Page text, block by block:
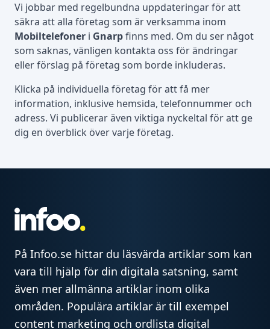
Vi jobbar med regelbundna uppdateringar för att
säkra att alla företag som är verksamma inom
Mobiltelefoner i Gnarpfinns med. Om du ser något
som saknas, vänligen kontakta oss för ändringar
eller förslag på företag som borde inkluderas.
Klicka på individuella företag för att få mer
information, inklusive hemsida, telefonnummer och
adress. Vi publicerar även viktiga nyckeltal för att ge
dig en överblick över varje företag.
På Infoo.se hittar du läsvärda artiklar som kan
vara till hjälp för din digitala satsning, samt
även mer allmänna artiklar inom olika
områden. Populära artiklar är till exempel
content marketing och ordlista digital